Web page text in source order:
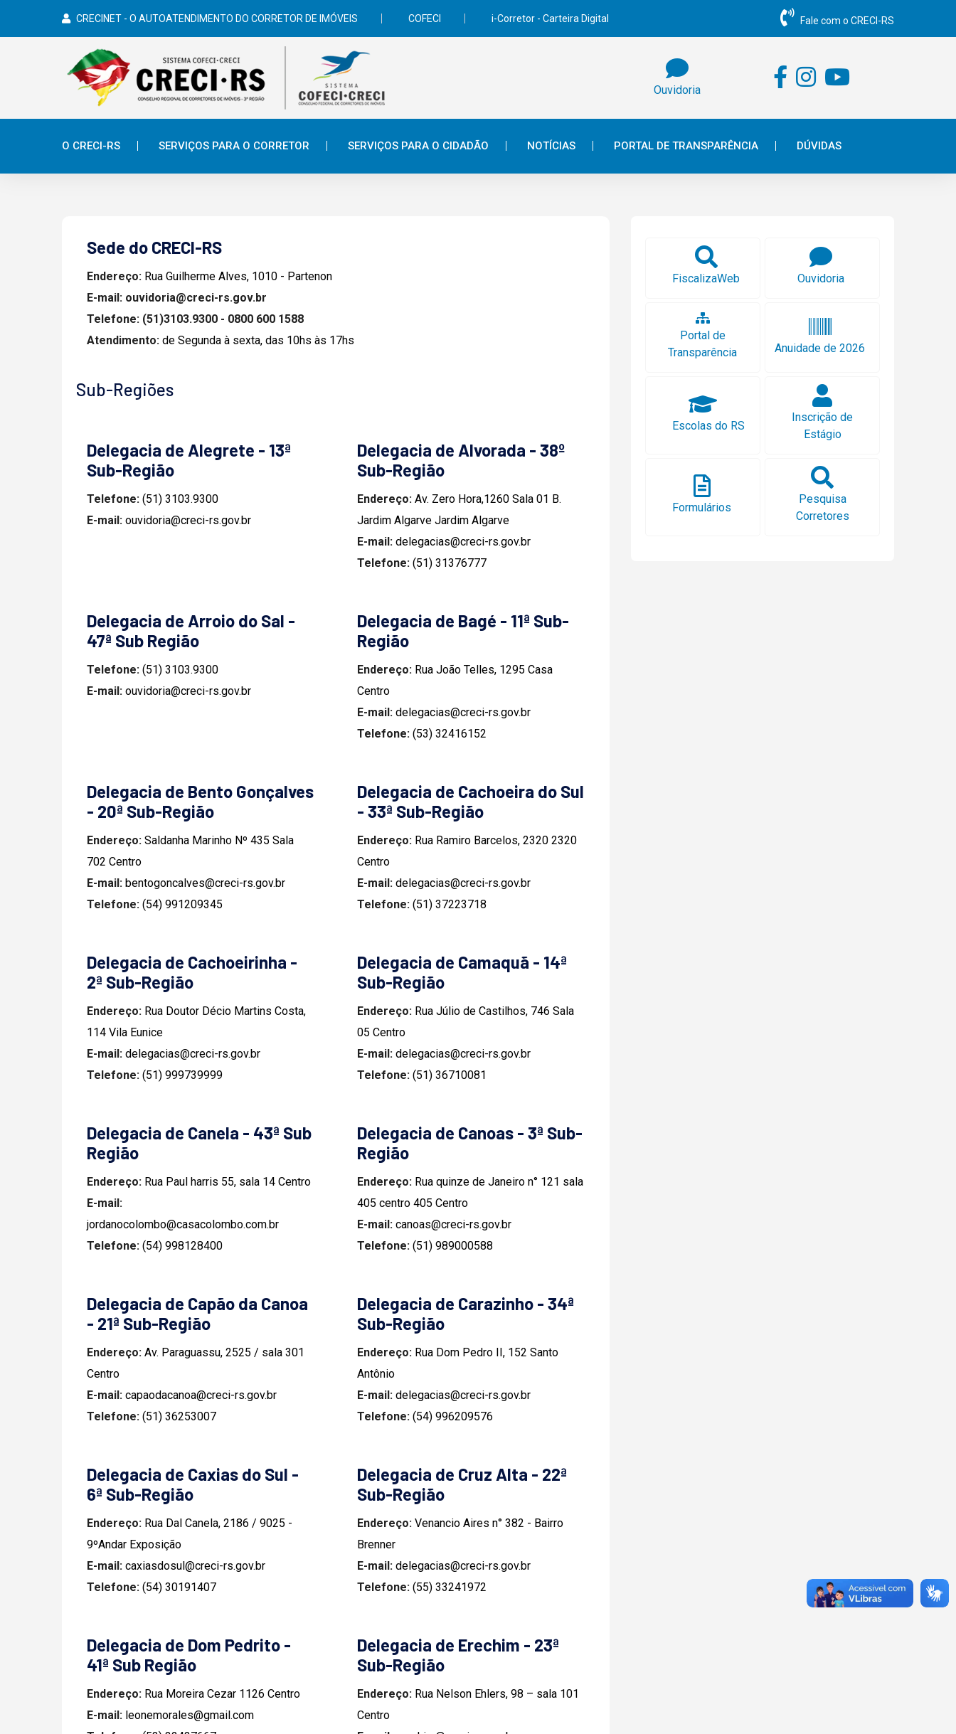
CRECINET - O AUTOATENDIMENTO DO CORRETOR DE IMÓVEIS COFECI i-Corretor - Carteira Digital Fale com o CRECI-RS
Ouvidoria
O CRECI-RS SERVIÇOS PARA O CORRETOR SERVIÇOS PARA O CIDADÃO NOTÍCIAS PORTAL DE TRANSPARÊNCIA DÚVIDAS
Sede do CRECI-RS
Endereço: Rua Guilherme Alves, 1010 - Partenon
E-mail: ouvidoria@creci-rs.gov.br
Telefone: (51)3103.9300 - 0800 600 1588
Atendimento: de Segunda à sexta, das 10hs às 17hs
Sub-Regiões
Delegacia de Alegrete - 13ª
Sub-Região
Telefone: (51) 3103.9300
E-mail: ouvidoria@creci-rs.gov.br
Delegacia de Alvorada - 38º
Sub-Região
Endereço: Av. Zero Hora,1260 Sala 01 B.
Jardim Algarve Jardim Algarve
E-mail: delegacias@creci-rs.gov.br
Telefone: (51) 31376777
Delegacia de Arroio do Sal -
47ª Sub Região
Telefone: (51) 3103.9300
E-mail: ouvidoria@creci-rs.gov.br
Delegacia de Bagé - 11ª Sub-
Região
Endereço: Rua João Telles, 1295 Casa
Centro
E-mail: delegacias@creci-rs.gov.br
Telefone: (53) 32416152
Delegacia de Bento Gonçalves
- 20ª Sub-Região
Endereço: Saldanha Marinho Nº 435 Sala
702 Centro
E-mail: bentogoncalves@creci-rs.gov.br
Telefone: (54) 991209345
Delegacia de Cachoeira do Sul
- 33ª Sub-Região
Endereço: Rua Ramiro Barcelos, 2320 2320
Centro
E-mail: delegacias@creci-rs.gov.br
Telefone: (51) 37223718
Delegacia de Cachoeirinha -
2ª Sub-Região
Endereço: Rua Doutor Décio Martins Costa,
114 Vila Eunice
E-mail: delegacias@creci-rs.gov.br
Telefone: (51) 999739999
Delegacia de Camaquã - 14ª
Sub-Região
Endereço: Rua Júlio de Castilhos, 746 Sala
05 Centro
E-mail: delegacias@creci-rs.gov.br
Telefone: (51) 36710081
Delegacia de Canela - 43ª Sub
Região
Endereço: Rua Paul harris 55, sala 14 Centro
E-mail:
jordanocolombo@casacolombo.com.br
Telefone: (54) 998128400
Delegacia de Canoas - 3ª Sub-
Região
Endereço: Rua quinze de Janeiro n° 121 sala
405 centro 405 Centro
E-mail: canoas@creci-rs.gov.br
Telefone: (51) 989000588
Delegacia de Capão da Canoa
- 21ª Sub-Região
Endereço: Av. Paraguassu, 2525 / sala 301
Centro
E-mail: capaodacanoa@creci-rs.gov.br
Telefone: (51) 36253007
Delegacia de Carazinho - 34ª
Sub-Região
Endereço: Rua Dom Pedro II, 152 Santo
Antônio
E-mail: delegacias@creci-rs.gov.br
Telefone: (54) 996209576
Delegacia de Caxias do Sul -
6ª Sub-Região
Endereço: Rua Dal Canela, 2186 / 9025 -
9ºAndar Exposição
E-mail: caxiasdosul@creci-rs.gov.br
Telefone: (54) 30191407
Delegacia de Cruz Alta - 22ª
Sub-Região
Endereço: Venancio Aires n° 382 - Bairro
Brenner
E-mail: delegacias@creci-rs.gov.br
Telefone: (55) 33241972
Delegacia de Dom Pedrito -
41ª Sub Região
Endereço: Rua Moreira Cezar 1126 Centro
E-mail: leonemorales@gmail.com
Delegacia de Erechim - 23ª
Sub-Região
Endereço: Rua Nelson Ehlers, 98 – sala 101
Centro
FiscalizaWeb Ouvidoria
Portal de
Transparência
Anuidade de 2026
Escolas do RS
Inscrição de
Estágio
Formulários
Pesquisa
Corretores